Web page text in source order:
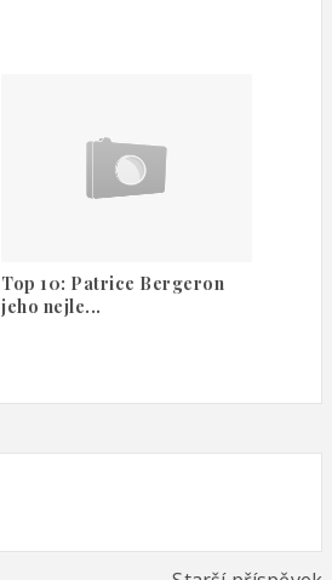
Top 10: Patrice Bergeron
jeho nejle...